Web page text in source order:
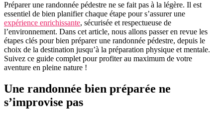
Préparer une randonnée pédestre ne se fait pas à la légère. Il est
essentiel de bien planifier chaque étape pour s’assurer une
expérience enrichissante, sécurisée et respectueuse de
l’environnement. Dans cet article, nous allons passer en revue les
étapes clés pour bien préparer une randonnée pédestre, depuis le
choix de la destination jusqu’à la préparation physique et mentale.
Suivez ce guide complet pour profiter au maximum de votre
aventure en pleine nature !
Une randonnée bien préparée ne
s’improvise pas